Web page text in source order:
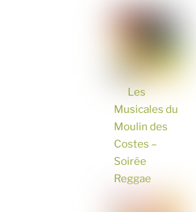
Les
Musicales du
Moulin des
Costes –
Soirée
Reggae